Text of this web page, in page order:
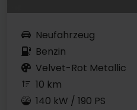
Neufahrzeug
Benzin
Velvet-Rot Metallic
10 km
140 kW / 190 PS